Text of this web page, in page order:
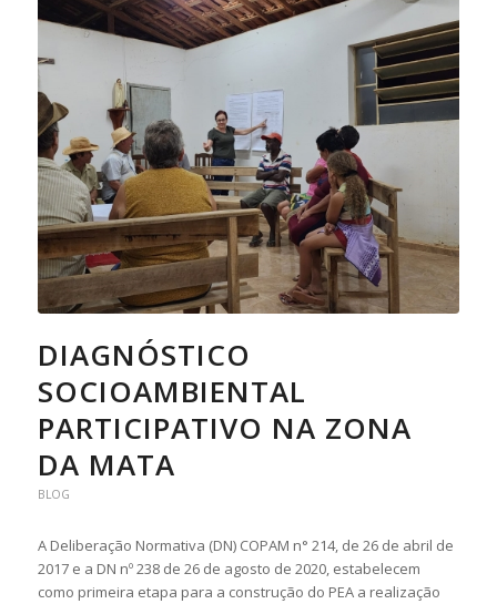
DIAGNÓSTICO
SOCIOAMBIENTAL
PARTICIPATIVO NA ZONA
DA MATA
BLOG
A Deliberação Normativa (DN) COPAM n° 214, de 26 de abril de
2017 e a DN nº 238 de 26 de agosto de 2020, estabelecem
como primeira etapa para a construção do PEA a realização